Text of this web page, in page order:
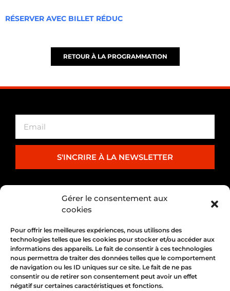
Gérer le consentement aux
cookies
Pour offrir les meilleures expériences, nous utilisons des
technologies telles que les cookies pour stocker et/ou accéder aux
informations des appareils. Le fait de consentir à ces technologies
nous permettra de traiter des données telles que le comportement
de navigation ou les ID uniques sur ce site. Le fait de ne pas
consentir ou de retirer son consentement peut avoir un effet
négatif sur certaines caractéristiques et fonctions.
RÉSERVER AVEC BILLET RÉDUC
RETOUR À LA PROGRAMMATION
S'INCRIRE À LA NEWSLETTER
PARTENARIAT